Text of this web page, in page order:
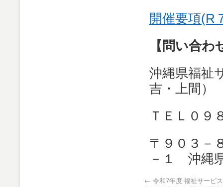
開催要項(R
【問い合わ
沖縄県福祉
吉・上間）
ＴＥＬ０９
〒９０３－
－１ 沖縄
← 令和7年度 福祉サービ